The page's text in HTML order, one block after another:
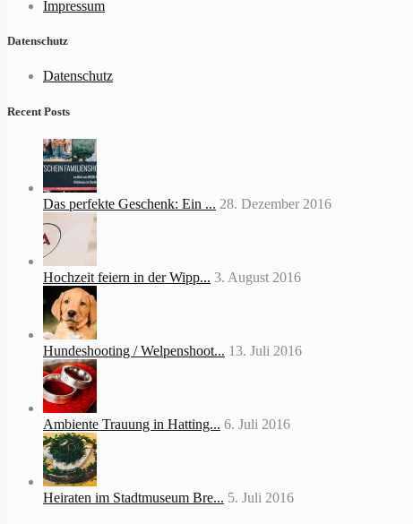
Impressum
Datenschutz
Datenschutz
Recent Posts
Das perfekte Geschenk: Ein ... 28. Dezember 2016
Hochzeit feiern in der Wipp... 3. August 2016
Hundeshooting / Welpenshoot... 13. Juli 2016
Ambiente Trauung in Hatting... 6. Juli 2016
Heiraten im Stadtmuseum Bre... 5. Juli 2016